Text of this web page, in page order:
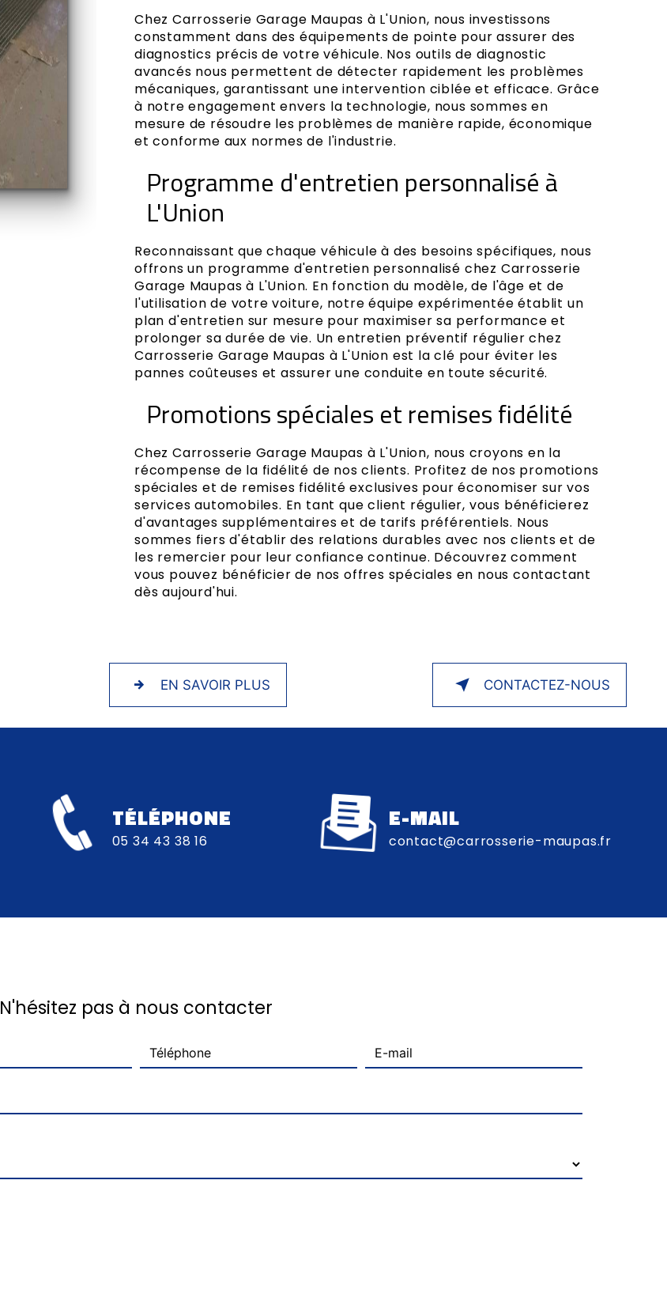
Chez Carrosserie Garage Maupas à L'Union, nous investissons
constamment dans des équipements de pointe pour assurer des
diagnostics précis de votre véhicule. Nos outils de diagnostic
avancés nous permettent de détecter rapidement les problèmes
mécaniques, garantissant une intervention ciblée et efficace. Grâce
à notre engagement envers la technologie, nous sommes en
mesure de résoudre les problèmes de manière rapide, économique
et conforme aux normes de l'industrie.
Programme d'entretien personnalisé à
L'Union
Reconnaissant que chaque véhicule à des besoins spécifiques, nous
offrons un programme d'entretien personnalisé chez Carrosserie
Garage Maupas à L'Union. En fonction du modèle, de l'âge et de
l'utilisation de votre voiture, notre équipe expérimentée établit un
plan d'entretien sur mesure pour maximiser sa performance et
prolonger sa durée de vie. Un entretien préventif régulier chez
Carrosserie Garage Maupas à L'Union est la clé pour éviter les
pannes coûteuses et assurer une conduite en toute sécurité.
Promotions spéciales et remises fidélité
Chez Carrosserie Garage Maupas à L'Union, nous croyons en la
récompense de la fidélité de nos clients. Profitez de nos promotions
spéciales et de remises fidélité exclusives pour économiser sur vos
services automobiles. En tant que client régulier, vous bénéficierez
d'avantages supplémentaires et de tarifs préférentiels. Nous
sommes fiers d'établir des relations durables avec nos clients et de
les remercier pour leur confiance continue. Découvrez comment
vous pouvez bénéficier de nos offres spéciales en nous contactant
dès aujourd'hui.
EN SAVOIR PLUS CONTACTEZ-NOUS
TÉLÉPHONE
05 34 43 38 16
E-MAIL
contact@carrosserie-maupas.fr
N'hésitez pas à nous contacter